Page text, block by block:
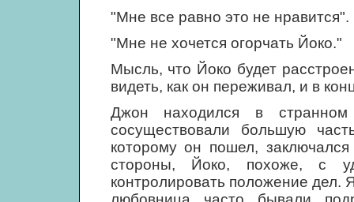
"Мне все равно это не нравится".
"Мне не хочется огорчать Йоко."
Мысль, что Йоко будет
видеть, как он переживал, и в
Джон находился в
сосуществовали большую
которому он пошел,
стороны, Йоко, похоже, с
контролировать положение дел.